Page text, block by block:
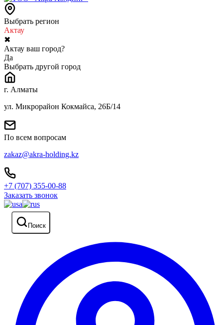
Выбрать регион
Актау
✖
Актау ваш город?
Да
Выбрать другой город
г. Алматы
ул. Микрорайон Кокмайса, 26Б/14
По всем вопросам
zakaz@akra-holding.kz
+7 (707) 355-00-88
Заказать звонок
Поиск